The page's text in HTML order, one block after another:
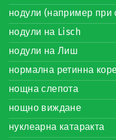
нодули (например при
нодули на Lisch
нодули на Лиш
нормална ретинна
нощна слепота
нощно виждане
нуклеарна катаракта